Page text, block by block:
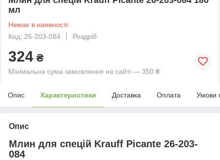
мл
Немає в наявності
Код: 26-203-084
Роздріб
324 ₴
Мінімальна сума замовлення на сайті — 350 ₴
Опис Характеристики Доставка Оплата Умови
Опис
Млин для спецій Krauff Picante 26-203-
084